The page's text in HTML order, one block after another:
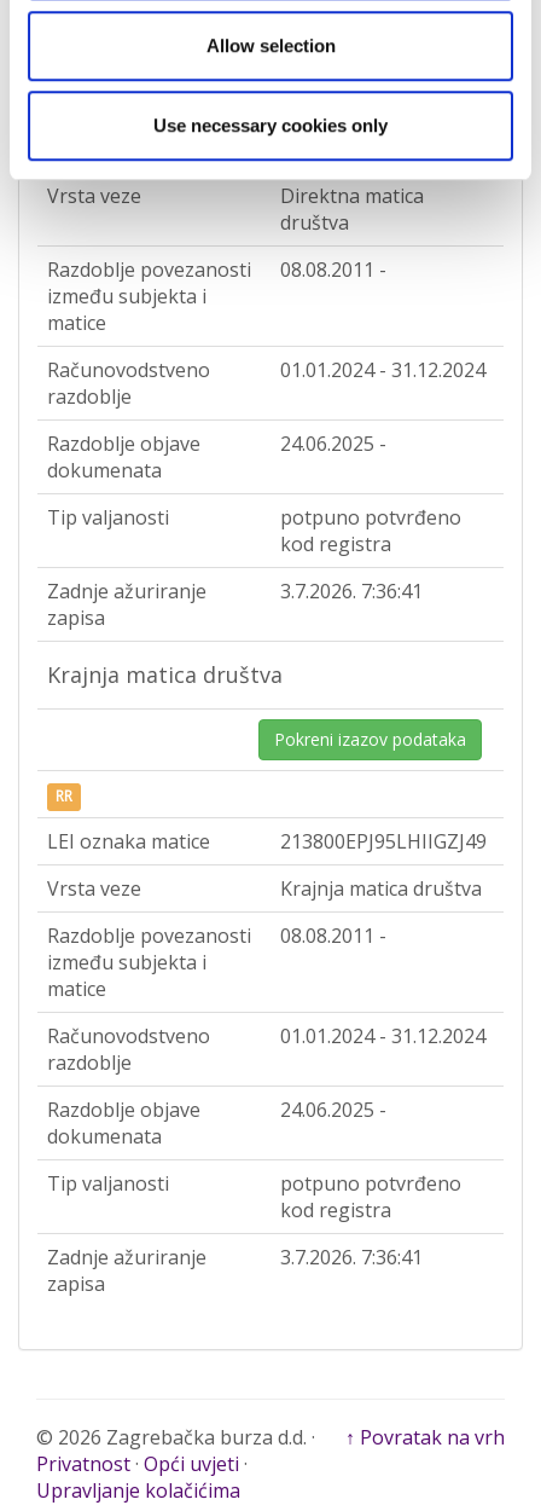
Allow selection
Use necessary cookies only
Pokreni izazov podataka
Vrsta veze
Direktna matica
društva
Razdoblje povezanosti
između subjekta i
matice
08.08.2011 -
Računovodstveno
razdoblje
01.01.2024 - 31.12.2024
Razdoblje objave
dokumenata
24.06.2025 -
Tip valjanosti
potpuno potvrđeno
kod registra
Zadnje ažuriranje
zapisa
3.7.2026. 7:36:41
Krajnja matica društva
Pokreni izazov podataka
RR
LEI oznaka matice
213800EPJ95LHIIGZJ49
Vrsta veze
Krajnja matica društva
Razdoblje povezanosti
između subjekta i
matice
08.08.2011 -
Računovodstveno
razdoblje
01.01.2024 - 31.12.2024
Razdoblje objave
dokumenata
24.06.2025 -
Tip valjanosti
potpuno potvrđeno
kod registra
Zadnje ažuriranje
zapisa
3.7.2026. 7:36:41
↑ Povratak na vrh
© 2026 Zagrebačka burza d.d. ·
Privatnost· Opći uvjeti ·
Upravljanje kolačićima